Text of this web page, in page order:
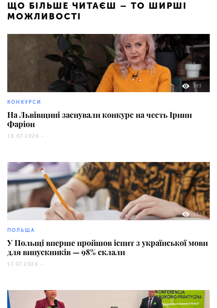
ЩО БІЛЬШЕ ЧИТАЄШ – ТО ШИРШІ
МОЖЛИВОСТІ
193
КОНКУРСИ
На Львівщині заснували конкурс на честь Ірини
Фаріон
18.07.2026 -
133
ПОЛЬЩА
У Польщі вперше пройшов іспит з української мови
для випускників — 98% склали
17.07.2026 -